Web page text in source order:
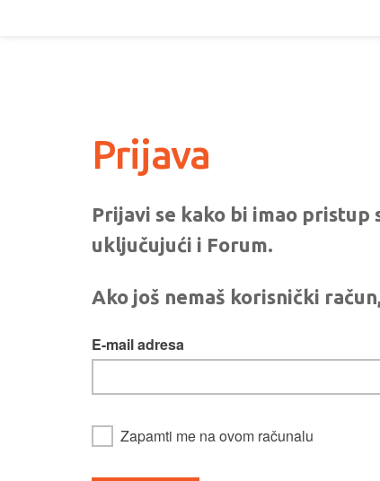
Prijava
Prijavi se kako bi imao
uključujući i Forum.
Ako još nemaš korisnički
E-mail adresa
Zapamti me na ovom računalu